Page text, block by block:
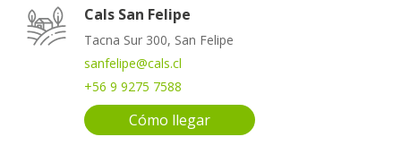
Cals San Felipe
Tacna Sur 300, San Felipe
sanfelipe@cals.cl
+56 9 9275 7588
Cómo llegar